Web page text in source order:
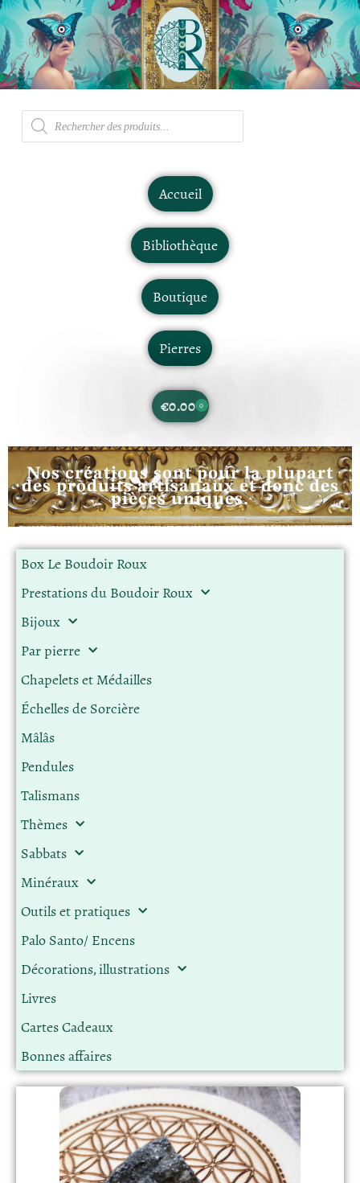
Accueil
Bibliothèque
Boutique
Pierres
€0.00 0
Nos créations sont pour la plupart
des produits artisanaux et donc des
pièces uniques.
Box Le Boudoir Roux
Prestations du Boudoir Roux
Bijoux
Par pierre
Chapelets et Médailles
Échelles de Sorcière
Mâlâs
Pendules
Talismans
Thèmes
Sabbats
Minéraux
Outils et pratiques
Palo Santo/ Encens
Décorations, illustrations
Livres
Cartes Cadeaux
Bonnes affaires